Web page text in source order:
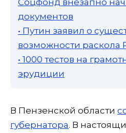
Соцфонд внезапно
документов
• Путин заявил о
возможности раскола
• 1000 тестов на
эрудиции
В Пензенской области
губернатора. В